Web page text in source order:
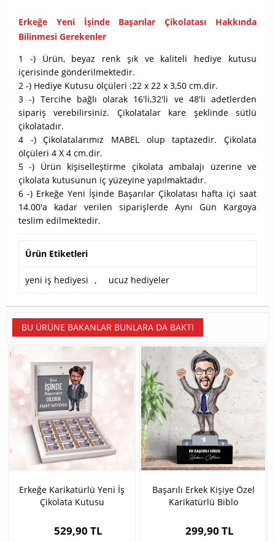
Erkeğe Yeni İşinde Başarılar Çikolatası Hakkında
Bilinmesi Gerekenler
1 -) Ürün, beyaz renk şık ve kaliteli hediye kutusu
içerisinde gönderilmektedir.
2 -) Hediye Kutusu ölçüleri :22 x 22 x 3,50 cm.dir.
3 -) Tercihe bağlı olarak 16'li,32'li ve 48'li adetlerden
sipariş verebilirsiniz. Çikolatalar kare şeklinde sütlü
çikolatadır.
4 -) Çikolatalarımız MABEL olup taptazedir. Çikolata
ölçüleri 4 X 4 cm.dir.
5 -) Ürün kişiselleştirme çikolata ambalajı üzerine ve
çikolata kutusunun iç yüzeyine yapılmaktadır.
6 -) Erkeğe Yeni İşinde Başarılar Çikolatası hafta içi saat
14.00'a kadar verilen siparişlerde Aynı Gün Kargoya
teslim edilmektedir.
Ürün Etiketleri
yeni iş hediyesi , ucuz hediyeler
BU ÜRÜNE BAKANLAR BUNLARA DA BAKTI
Erkeğe Karikatürlü Yeni İş
Çikolata Kutusu
529,90 TL
Başarılı Erkek Kişiye Özel
Karikatürlü Biblo
299,90 TL